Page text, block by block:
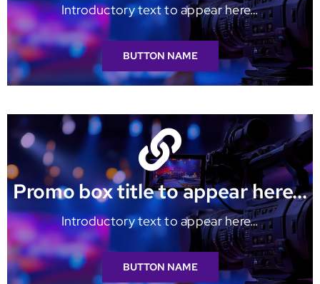
Introductory text to appear here…
BUTTON NAME
Promo box title to appear here…
Introductory text to appear here…
BUTTON NAME